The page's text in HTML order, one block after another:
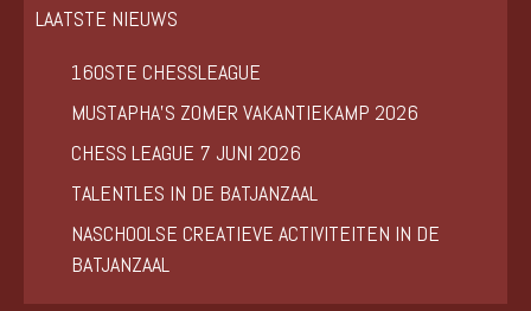
LAATSTE NIEUWS
160STE CHESSLEAGUE
MUSTAPHA’S ZOMER VAKANTIEKAMP 2026
CHESS LEAGUE 7 JUNI 2026
TALENTLES IN DE BATJANZAAL
NASCHOOLSE CREATIEVE ACTIVITEITEN IN DE
BATJANZAAL